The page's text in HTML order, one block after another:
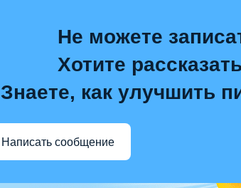
Не можете
Хотите
Знаете, как улучшить
Написать сообщение